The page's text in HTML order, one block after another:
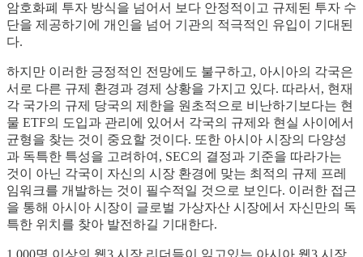
암호화폐 투자 방식을 넘어서 보다 안정적이고 규제된 투자 수
단을 제공하기에 개인을 넘어 기관의 적극적인 유입이 기대된
다.
하지만 이러한 긍정적인 전망에도 불구하고, 아시아의 각국은
서로 다른 규제 환경과 경제 상황을 가지고 있다. 따라서, 현재
각 국가의 규제 당국의 제한을 원초적으로 비난하기보다는 현
물 ETF의 도입과 관리에 있어서 각국의 규제와 현실 사이에서
균형을 찾는 것이 중요할 것이다. 또한 아시아 시장의 다양성
과 독특한 특성을 고려하여, SEC의 결정과 기준을 따라가는
것이 아닌 각국이 자신의 시장 환경에 맞는 최적의 규제 프레
임워크를 개발하는 것이 필수적일 것으로 보인다. 이러한 접근
을 통해 아시아 시장이 글로벌 가상자산 시장에서 자신만의 독
특한 위치를 찾아 발전하길 기대한다.